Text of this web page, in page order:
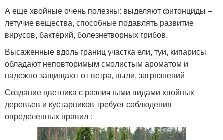
А еще хвойные очень полезны: выделяют фитонциды –
летучие вещества, способные подавлять развитие
вирусов, бактерий, болезнетворных грибов.
Высаженные вдоль границ участка ели, туи, кипарисы
обладают неповторимым смолистым ароматом и
надежно защищают от ветра, пыли, загрязнений
Создание цветника с различными видами хвойных
деревьев и кустарников требует соблюдения
определенных правил :